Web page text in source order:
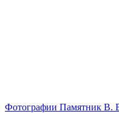
Фотографии Памятник В.